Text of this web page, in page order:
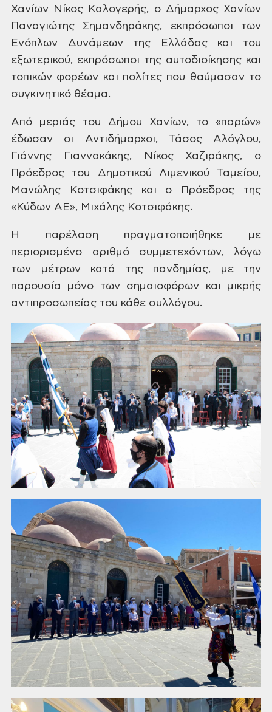
Χανίων Νίκος Καλογερής, ο ΔήμαρχοςΧανίων
Παναγιώτης Σημανδηράκης, εκπρόσωποι των
Ενόπλων Δυνάμεων της Ελλάδας και του
εξωτερικού, εκπρόσωποι της αυτοδιοίκησης και
τοπικών φορέων και πολίτες που θαύμασαν το
συγκινητικό θέαμα.
Από μεριάς του Δήμου Χανίων, το «παρών»
έδωσαν οι Αντιδήμαρχοι, Τάσος Αλόγλου,
Γιάννης Γιαννακάκης, Νίκος Χαζιράκης, ο
Πρόεδρος του Δημοτικού Λιμενικού Ταμείου,
Μανώλης Κοτσιφάκης και ο Πρόεδρος της
«Κύδων ΑΕ», Μιχάλης Κοτσιφάκης.
Η
παρέλαση πραγματοποιήθηκε με
περιορισμένο αριθμό συμμετεχόντων, λόγω
των μέτρωνκατά της πανδημίας, με την
παρουσία μόνο των σημαιοφόρων και μικρής
αντιπροσωπείας του κάθε συλλόγου.